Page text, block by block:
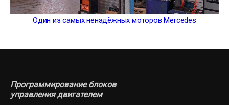
Один из самых ненадёжных моторов Mercedes
Программирование блоков
управления двигателем